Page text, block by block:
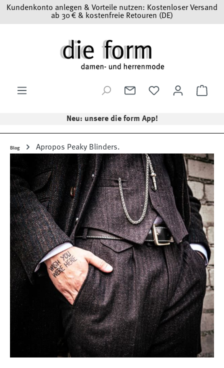
Zum Hauptinhalt springen
Kundenkonto anlegen & Vorteile nutzen: Kostenloser Versand
ab 30 € & kostenfreie Retouren (DE)
Neu: unsere die form App!
Blog Apropos Peaky Blinders.